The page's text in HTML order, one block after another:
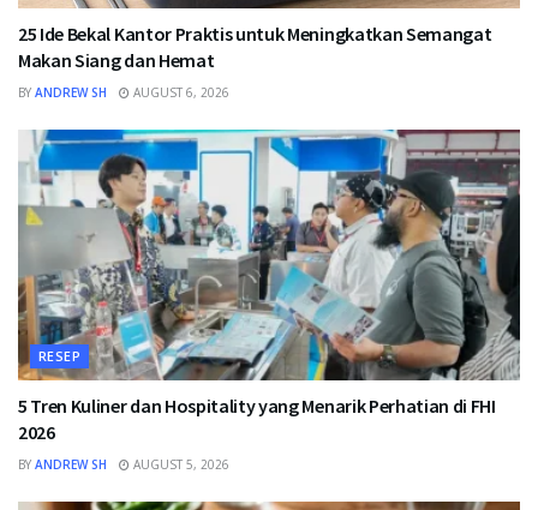
25 Ide Bekal Kantor Praktis untuk Meningkatkan Semangat
Makan Siang dan Hemat
BY ANDREW SH AUGUST 6, 2026
RESEP
5 Tren Kuliner dan Hospitality yang Menarik Perhatian di FHI
2026
BY ANDREW SH AUGUST 5, 2026